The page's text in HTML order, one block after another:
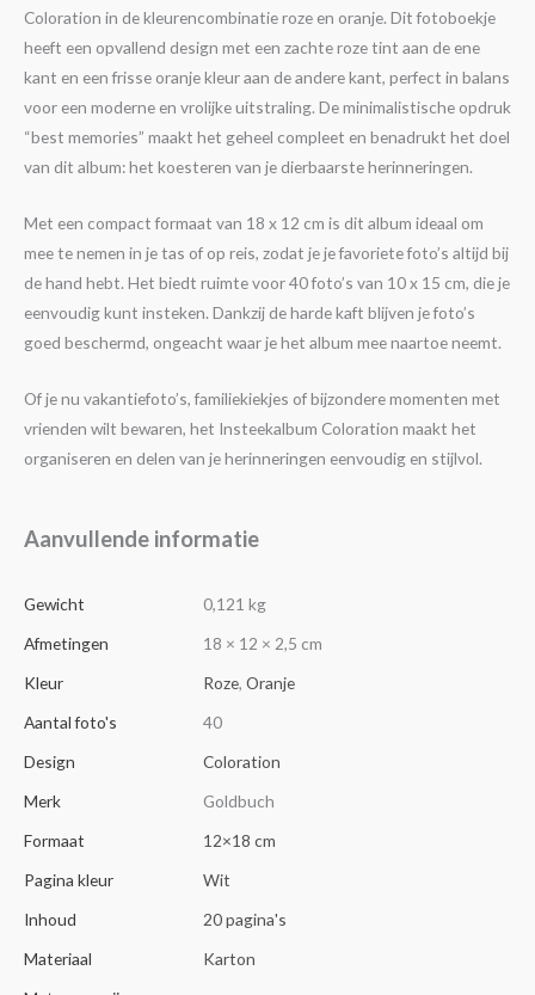
Coloration in de kleurencombinatie roze en oranje. Dit fotoboekje
heeft een opvallend design met een zachte roze tint aan de ene
kant en een frisse oranje kleur aan de andere kant, perfect in balans
voor een moderne en vrolijke uitstraling. De minimalistische opdruk
“best memories” maakt het geheel compleet en benadrukt het doel
van dit album: het koesteren van je dierbaarste herinneringen.
Met een compact formaat van 18 x 12 cm is dit album ideaal om
mee te nemen in je tas of op reis, zodat je je favoriete foto’s altijd bij
de hand hebt. Het biedt ruimte voor 40 foto’s van 10 x 15 cm, die je
eenvoudig kunt insteken. Dankzij de harde kaft blijven je foto’s
goed beschermd, ongeacht waar je het album mee naartoe neemt.
Of je nu vakantiefoto’s, familiekiekjes of bijzondere momenten met
vrienden wilt bewaren, het Insteekalbum Coloration maakt het
organiseren en delen van je herinneringen eenvoudig en stijlvol.
Aanvullende informatie
Gewicht
0,121 kg
Afmetingen
18 × 12 × 2,5 cm
Kleur
Roze, Oranje
Aantal foto's
40
Design
Coloration
Merk
Goldbuch
Formaat
12×18 cm
Pagina kleur
Wit
Inhoud
20 pagina's
Materiaal
Karton